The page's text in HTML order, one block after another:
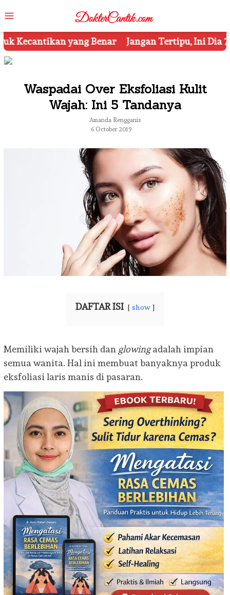
to
contentMenu
Jangan Tertipu, Ini Dia 7 Tips Mengetahui Kosmetik
Waspadai Over Eksfoliasi Kulit
Wajah: Ini 5 Tandanya
Amanda Rengganis
6 October 2019
DAFTAR ISI show
Memiliki wajah bersih dan glowingadalah impian
semua wanita. Hal ini membuat banyaknya produk
eksfoliasi laris manis di pasaran.